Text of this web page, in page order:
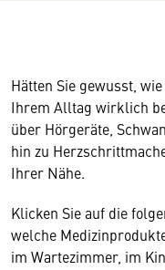
Hätten Sie gewusst,
Ihrem Alltag wirklich
über Hörgeräte,
hin zu
Ihrer Nähe.
Klicken Sie auf die
welche
im Wartezimmer, im
Wir
Hier würden wir
Ihre
und